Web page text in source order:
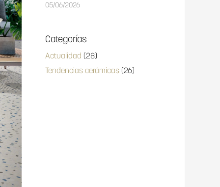
05/06/2026
Categorías
Actualidad (28)
Tendencias cerámicas (26)